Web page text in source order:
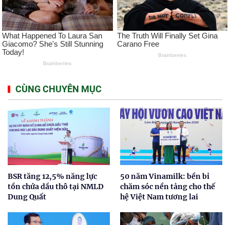
CÙNG CHUYÊN MỤC
BSR tăng 12,5% năng lực
tồn chứa dầu thô tại NMLD
Dung Quất
50 năm Vinamilk: bền bỉ
chăm sóc nền tảng cho thế
hệ Việt Nam tương lai